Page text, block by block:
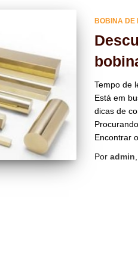
BOBINA DE
Tempo de
Está em
dicas de
Encontrar
Por admin